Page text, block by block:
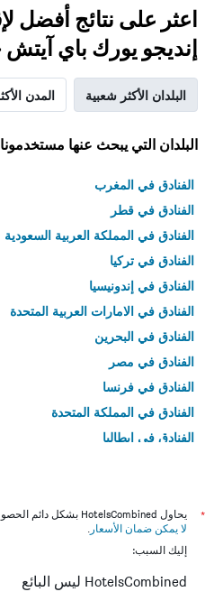
اعثر على نتائج أفضل
إنديجو يورك باي
البلدان الأكثر شعبية المدن
البلدان التي يبحث عنها مستخدمونا
الفنادق في المغرب
الفنادق في قطر
الفنادق في المملكة العربية السعودية
الفنادق في تركيا
الفنادق في إندونيسيا
الفنادق في الامارات العربية المتحدة
الفنادق في البحرين
الفنادق في مصر
الفنادق في فرنسا
الفنادق في المملكة المتحدة
الفنادق في إيطاليا
*
يحاول HotelsCombined بشكل دائم الحصول على الأسعار الدقيقة، ولكن
لا يمكن ضمان الأسعار .
إليك السبب:
HotelsCombined ليس البائع